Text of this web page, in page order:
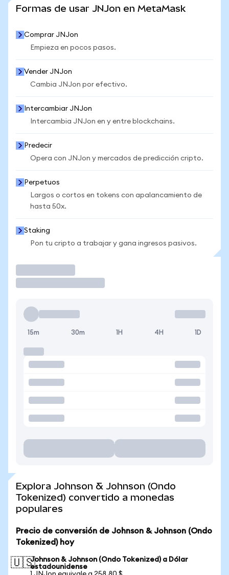
Formas de usar JNJon en MetaMask
Comprar JNJon
Empieza en pocos pasos.
Vender JNJon
Cambia JNJon por efectivo.
Intercambiar JNJon
Intercambia JNJon en y entre blockchains.
Predecir
Opera con JNJon y mercados de predicción cripto.
Perpetuos
Largos o cortos en tokens con apalancamiento de
hasta 50x.
Staking
Pon tu cripto a trabajar y gana ingresos pasivos.
15m 30m 1H 4H 1D
Explora Johnson & Johnson (Ondo
Tokenized) convertido a monedas
populares
Precio de conversión de Johnson & Johnson (Ondo
Tokenized) hoy
🇺🇸Johnson & Johnson (Ondo Tokenized) a Dólar
estadounidense